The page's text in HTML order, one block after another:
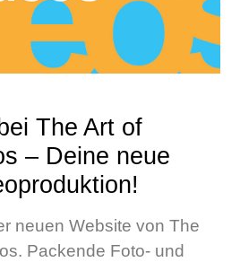
The Art of
– Deine neue
neuen Website von The
Packende Foto- und